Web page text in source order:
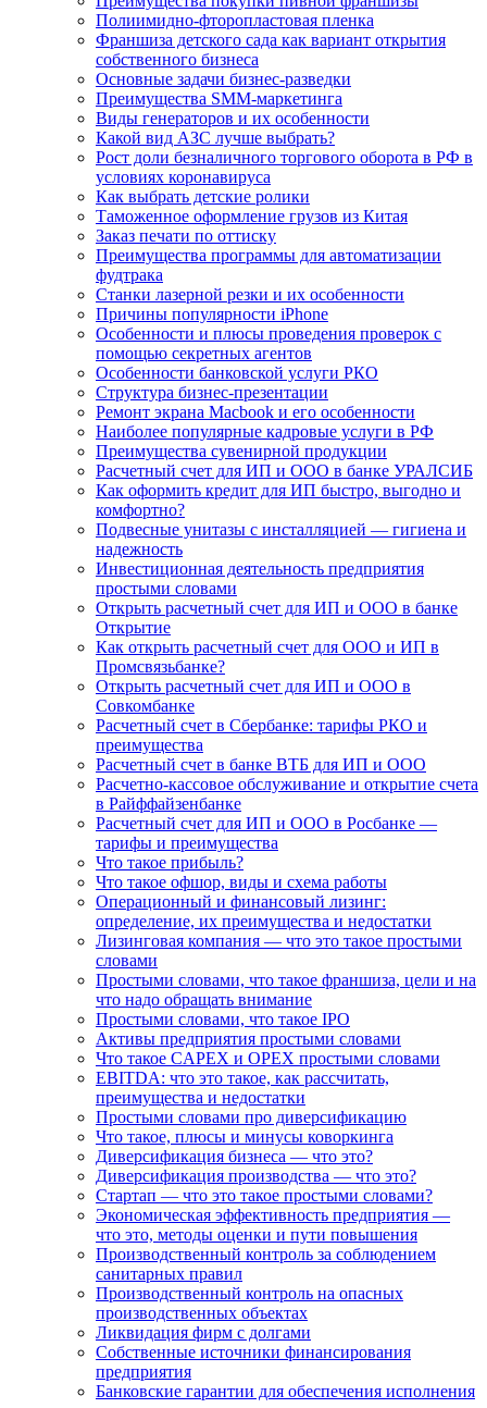
Полиимидно-фторопластовая пленка
Франшиза детского сада как вариант открытия
собственного бизнеса
Основные задачи бизнес-разведки
Преимущества SMM-маркетинга
Виды генераторов и их особенности
Какой вид АЗС лучше выбрать?
Рост доли безналичного торгового оборота в РФ в
условиях коронавируса
Как выбрать детские ролики
Таможенное оформление грузов из Китая
Заказ печати по оттиску
Преимущества программы для автоматизации
фудтрака
Станки лазерной резки и их особенности
Причины популярности iPhone
Особенности и плюсы проведения проверок с
помощью секретных агентов
Особенности банковской услуги РКО
Структура бизнес-презентации
Ремонт экрана Macbook и его особенности
Наиболее популярные кадровые услуги в РФ
Преимущества сувенирной продукции
Расчетный счет для ИП и ООО в банке УРАЛСИБ
Как оформить кредит для ИП быстро, выгодно и
комфортно?
Подвесные унитазы с инсталляцией — гигиена и
надежность
Инвестиционная деятельность предприятия
простыми словами
Открыть расчетный счет для ИП и ООО в банке
Открытие
Как открыть расчетный счет для ООО и ИП в
Промсвязьбанке?
Открыть расчетный счет для ИП и ООО в
Совкомбанке
Расчетный счет в Сбербанке: тарифы РКО и
преимущества
Расчетный счет в банке ВТБ для ИП и ООО
Расчетно-кассовое обслуживание и открытие счета
в Райффайзенбанке
Расчетный счет для ИП и ООО в Росбанке —
тарифы и преимущества
Что такое прибыль?
Что такое офшор, виды и схема работы
Операционный и финансовый лизинг:
определение, их преимущества и недостатки
Лизинговая компания — что это такое простыми
словами
Простыми словами, что такое франшиза, цели и на
что надо обращать внимание
Простыми словами, что такое IPO
Активы предприятия простыми словами
Что такое CAPEX и OPEX простыми словами
EBITDA: что это такое, как рассчитать,
преимущества и недостатки
Простыми словами про диверсификацию
Что такое, плюсы и минусы коворкинга
Диверсификация бизнеса — что это?
Диверсификация производства — что это?
Стартап — что это такое простыми словами?
Экономическая эффективность предприятия —
что это, методы оценки и пути повышения
Производственный контроль за соблюдением
санитарных правил
Производственный контроль на опасных
производственных объектах
Ликвидация фирм с долгами
Собственные источники финансирования
предприятия
Банковские гарантии для обеспечения исполнения